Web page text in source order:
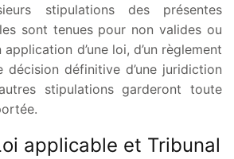
stipulations des présentes
sont tenues pour non valides ou
d’une loi, d’un règlement
décision définitive d’une juridiction
stipulations garderont toute
applicable et Tribunal